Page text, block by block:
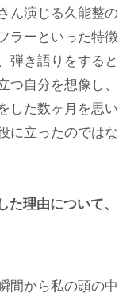
ん演じる久能整の
ラーといった特徴
弾き語りをすると
自分を想像し、
した数ヶ月を思い
に立ったのではな
理由について、
間から私の頭の中